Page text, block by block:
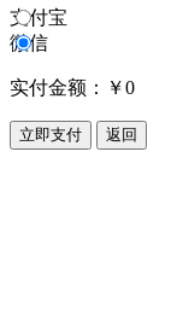
支付宝
微信
实付金额： ￥0
立即支付 返回